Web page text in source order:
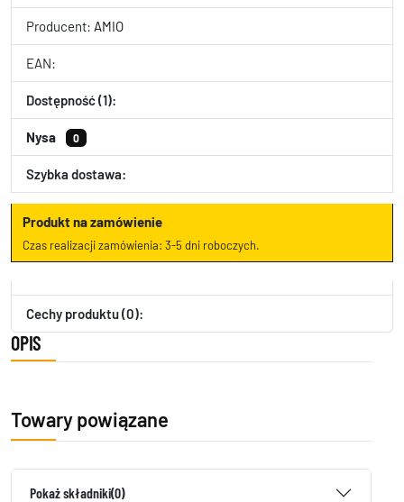
Producent: AMIO
EAN:
Dostępność (1):
Nysa 0
Szybka dostawa:
Produkt na zamówienie
Czas realizacji zamówienia: 3-5 dni roboczych.
Cechy produktu (0):
OPIS
Towary powiązane
Pokaż składniki(0)